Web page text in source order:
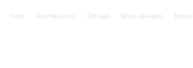
Inicio Agenda tu hora Gift card Tarjeta de regalo Precios